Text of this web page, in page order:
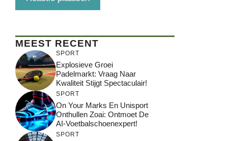
MEEST RECENT
SPORT
Explosieve Groei
Padelmarkt: Vraag Naar
Kwaliteit Stijgt Spectaculair!
SPORT
On Your Marks En Unisport
Onthullen Zoai: Ontmoet De
AI-Voetbalschoenexpert!
SPORT